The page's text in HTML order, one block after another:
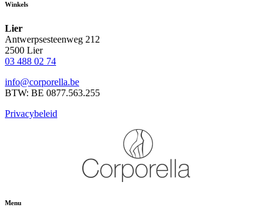
Winkels
Lier
Antwerpsesteenweg 212
2500 Lier
03 488 02 74
info@corporella.be
BTW: BE 0877.563.255
Privacybeleid
Menu